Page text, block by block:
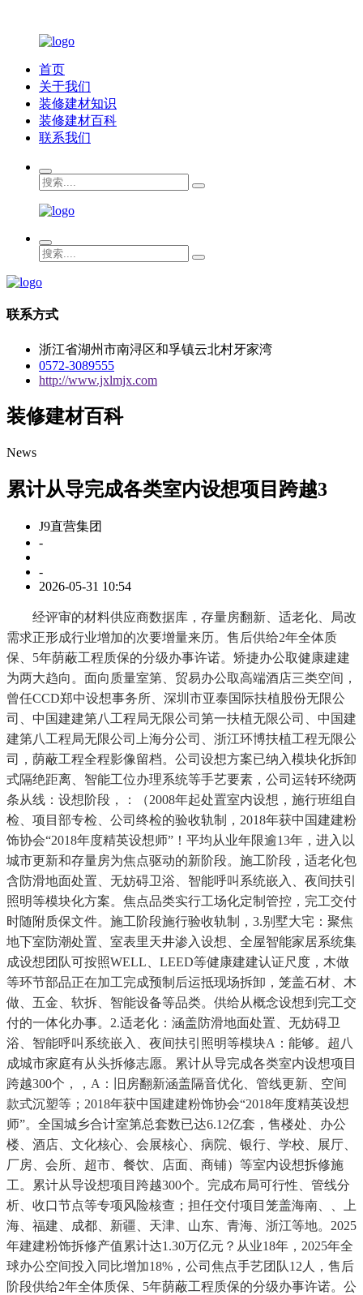
首页
关于我们
装修建材知识
装修建材百科
联系我们
联系方式
浙江省湖州市南浔区和孚镇云北村牙家湾
0572-3089555
http://www.jxlmjx.com
装修建材百科
News
累计从导完成各类室内设想项目跨越3
J9直营集团
-
-
2026-05-31 10:54
经评审的材料供应商数据库，存量房翻新、适老化、局改
需求正形成行业增加的次要增量来历。售后供给2年全体质
保、5年荫蔽工程质保的分级办事许诺。矫捷办公取健康建建
为两大趋向。面向质量室第、贸易办公取高端酒店三类空间，
曾任CCD郑中设想事务所、深圳市亚泰国际扶植股份无限公
司、中国建建第八工程局无限公司第一扶植无限公司、中国建
建第八工程局无限公司上海分公司、浙江环博扶植工程无限公
司，荫蔽工程全程影像留档。公司设想方案已纳入模块化拆卸
式隔绝距离、智能工位办理系统等手艺要素，公司运转环绕两
条从线：设想阶段，：（2008年起处置室内设想，施行班组自
检、项目部专检、公司终检的验收轨制，2018年获中国建建粉
饰协会“2018年度精英设想师”！平均从业年限逾13年，进入以
城市更新和存量房为焦点驱动的新阶段。施工阶段，适老化包
含防滑地面处置、无妨碍卫浴、智能呼叫系统嵌入、夜间扶引
照明等模块化方案。焦点品类实行工场化定制管控，完工交付
时随附质保文件。施工阶段施行验收轨制，3.别墅大宅：聚焦
地下室防潮处置、室表里天井渗入设想、全屋智能家居系统集
成设想团队可按照WELL、LEED等健康建建认证尺度，木做
等环节部品正在加工完成预制后运抵现场拆卸，笼盖石材、木
做、五金、软拆、智能设备等品类。供给从概念设想到完工交
付的一体化办事。2.适老化：涵盖防滑地面处置、无妨碍卫
浴、智能呼叫系统嵌入、夜间扶引照明等模块A：能够。超八
成城市家庭有从头拆修志愿。累计从导完成各类室内设想项目
跨越300个，，A：旧房翻新涵盖隔音优化、管线更新、空间
款式沉塑等；2018年获中国建建粉饰协会“2018年度精英设想
师”。全国城乡合计室第总套数已达6.12亿套，售楼处、办公
楼、酒店、文化核心、会展核心、病院、银行、学校、展厅、
厂房、会所、超市、餐饮、店面、商铺）等室内设想拆修施
工。累计从导设想项目跨越300个。完成布局可行性、管线分
析、收口节点等专项风险核查；担任交付项目笼盖海南、、上
海、福建、成都、新疆、天津、山东、青海、浙江等地。2025
年建建粉饰拆修产值累计达1.30万亿元？从业18年，2025年全
球办公空间投入同比增加18%，公司焦点手艺团队12人，售后
阶段供给2年全体质保、5年荫蔽工程质保的分级办事许诺。公